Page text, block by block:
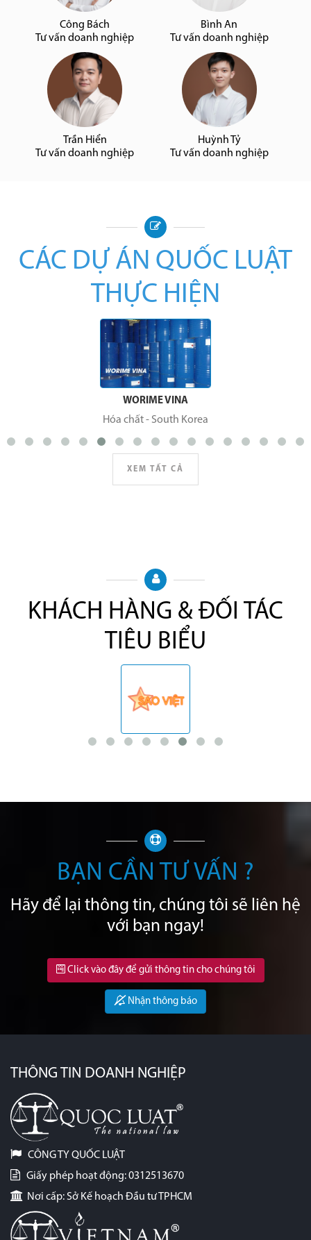
Công Bách
Tư vấn doanh nghiệp
Bình An
Tư vấn doanh nghiệp
Trần Hiển
Tư vấn doanh nghiệp
Huỳnh Tỷ
Tư vấn doanh nghiệp
CÁC DỰ ÁN QUỐC LUẬT
THỰC HIỆN
WORIME VINA
Hóa chất- South Korea
XEM TẤT CẢ
KHÁCH HÀNG & ĐỐI TÁC
TIÊU BIỂU
BẠN CẦN TƯ VẤN ?
Hãy để lại thông tin, chúng tôi sẽ liên hệ
với bạn ngay!
Click vào đây để gửi thông tin cho chúng tôi
Nhận thông báo
THÔNG TIN DOANH NGHIỆP
CÔNG TY QUỐC LUẬT
Giấy phép hoạt động: 0312513670
Nơi cấp: Sở Kế hoạch Đầu tư TPHCM